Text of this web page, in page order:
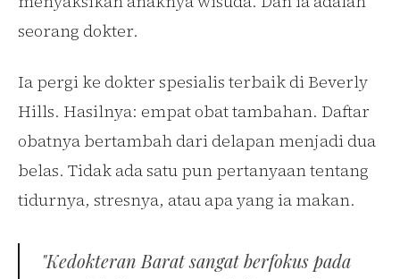
seorang dokter.
Ia pergi ke dokter spesialis terbaik di Beverly
Hills. Hasilnya: empat obat tambahan. Daftar
obatnya bertambah dari delapan menjadi dua
belas. Tidak ada satu pun pertanyaan tentang
tidurnya, stresnya, atau apa yang ia makan.
"Kedokteran Barat sangat berfokus pada